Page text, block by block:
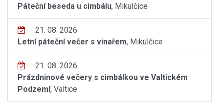
Páteční beseda u cimbálu, Mikulčice
21. 08. 2026
Letní páteční večer s vinařem, Mikulčice
21. 08. 2026
Prázdninové večery s cimbálkou ve Valtickém
Podzemí, Valtice